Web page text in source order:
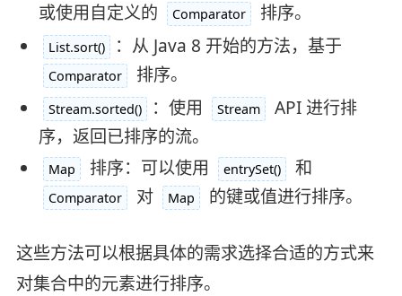
或使用自定义的
Comparator 排序。
List.sort() ：从 Java 8 开始的方法，基于
Comparator 排序。
Stream.sorted() ：使用 Stream
API 进行排
序，返回已排序的流。
Map 排序：可以使用 entrySet() 和
Comparator 对 Map 的键或值进行排序。
这些方法可以根据具体的需求选择合适的方式来
对集合中的元素进行排序。